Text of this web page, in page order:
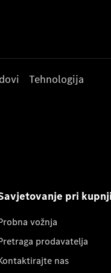
Tehnologija
pri kupnji
vožnja
prodavatelja
nas